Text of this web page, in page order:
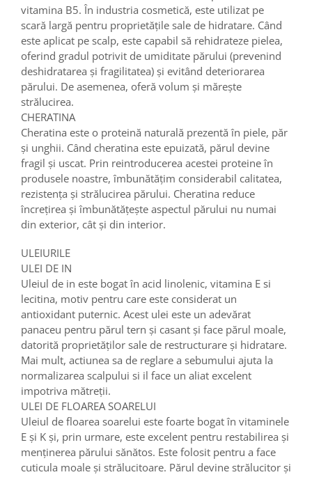
vitamina B5. În industria cosmetică, este utilizat pe
scară largă pentru proprietățile sale de hidratare. Când
este aplicat pe scalp, este capabil să rehidrateze pielea,
oferind gradul potrivit de umiditate părului (prevenind
deshidratarea și fragilitatea) și evitând deteriorarea
părului. De asemenea, oferă volum și mărește
strălucirea.
CHERATINA
Cheratina este o proteină naturală prezentă în piele, păr
și unghii. Când cheratina este epuizată, părul devine
fragil și uscat. Prin reintroducerea acestei proteine în
produsele noastre, îmbunătățim considerabil calitatea,
rezistența și strălucirea părului. Cheratina reduce
încrețirea și îmbunătățește aspectul părului nu numai
din exterior, cât și din interior.
ULEIURILE
ULEI DE IN
Uleiul de in este bogat în acid linolenic, vitamina E si
lecitina, motiv pentru care este considerat un
antioxidant puternic. Acest ulei este un adevărat
panaceu pentru părul tern și casant și face părul moale,
datorită proprietăților sale de restructurare și hidratare.
Mai mult, actiunea sa de reglare a sebumului ajuta la
normalizarea scalpului si il face un aliat excelent
impotriva mătreții.
ULEI DE FLOAREA SOARELUI
Uleiul de floarea soarelui este foarte bogat în vitaminele
E și K și, prin urmare, este excelent pentru restabilirea și
menținerea părului sănătos. Este folosit pentru a face
cuticula moale și strălucitoare. Părul devine strălucitor și